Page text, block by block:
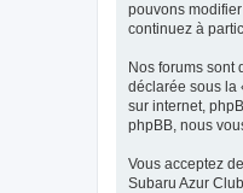
pouvons
continuez à
Nos forums sont
déclarée sous la
sur internet,
phpBB, nous
Vous acceptez
Subaru Azur